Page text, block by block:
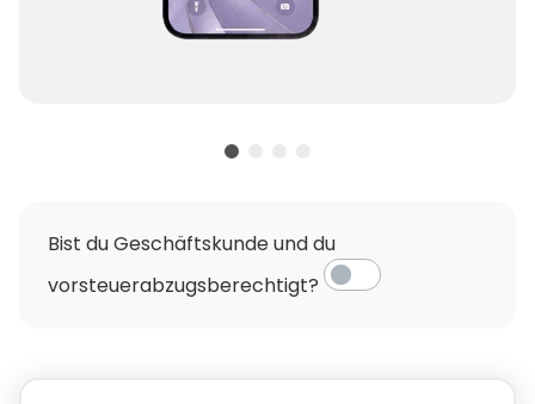
Bist du Geschäftskunde und du
vorsteuerabzugsberechtigt?